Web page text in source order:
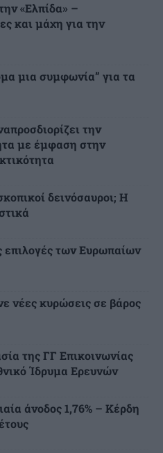
«Ελπίδα» –
και μάχη για την
μια συμφωνία” για τα
την
με έμφαση στην
δεινόσαυροι; Η
επιλογές των Ευρωπαίων
νέες κυρώσεις σε βάρος
της ΓΓ Επικοινωνίας
Ίδρυμα Ερευνών
άνοδος 1,76% – Κέρδη